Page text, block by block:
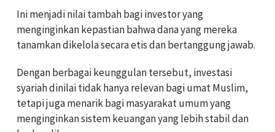
Ini menjadi nilai tambah bagi investor yang
menginginkan kepastian bahwa dana yang mereka
tanamkan dikelola secara etis dan bertanggung jawab.
Dengan berbagai keunggulan tersebut, investasi
syariah dinilai tidak hanya relevan bagi umat Muslim,
tetapi juga menarik bagi masyarakat umum yang
menginginkan sistem keuangan yang lebih stabil dan